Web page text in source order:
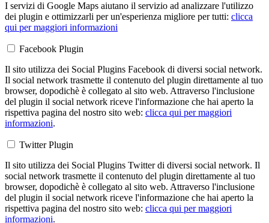
I servizi di Google Maps aiutano il servizio ad analizzare l'utilizzo
dei plugin e ottimizzarli per un'esperienza migliore per tutti: clicca
qui per maggiori informazioni
Facebook Plugin
Il sito utilizza dei Social Plugins Facebook di diversi social network.
Il social network trasmette il contenuto del plugin direttamente al tuo
browser, dopodichè è collegato al sito web. Attraverso l'inclusione
del plugin il social network riceve l'informazione che hai aperto la
rispettiva pagina del nostro sito web: clicca qui per maggiori
informazioni.
Twitter Plugin
Il sito utilizza dei Social Plugins Twitter di diversi social network. Il
social network trasmette il contenuto del plugin direttamente al tuo
browser, dopodichè è collegato al sito web. Attraverso l'inclusione
del plugin il social network riceve l'informazione che hai aperto la
rispettiva pagina del nostro sito web: clicca qui per maggiori
informazioni.